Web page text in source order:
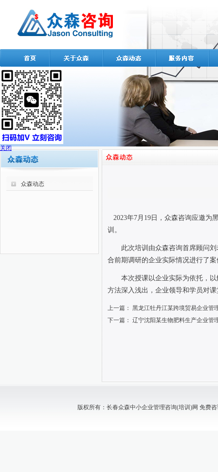
众森动态
2023年7月 19日，众森咨询应邀为
训。
此次培训由众森咨询首席顾问
合前期调研的企业实际情况进行了
本次授课以企业实际为依托，
方法深入浅出，企业领导和学员对
上一篇： 黑龙江牡丹江某跨境贸易企业管
下一篇： 辽宁沈阳某生物肥料生产企业管
版权所有：长春众森中小企业管理咨询(培训)网 免费咨
关闭